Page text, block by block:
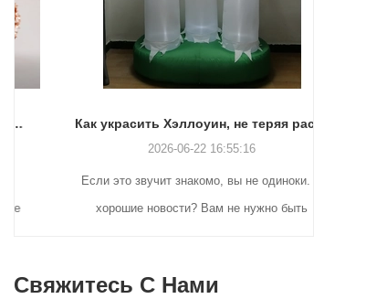
Как украсить Хэллоуин, не теряя рассудка (или выходных)
2026-06-22 16:55:16
Если это звучит знакомо, вы не одиноки. И
хорошие новости? Вам не нужно быть
Хэллоуин действительно выделялся в этом
Свяжитесь С Нами